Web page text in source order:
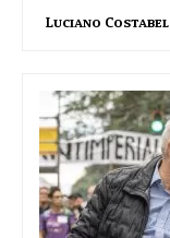
Luciano Costabel